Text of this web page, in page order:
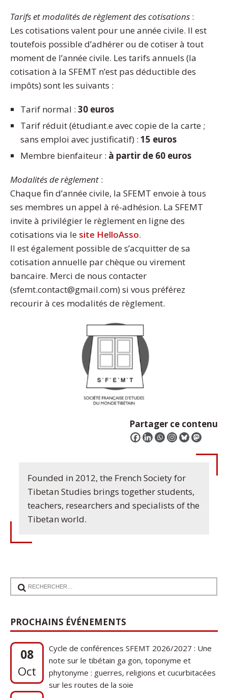
Tarifs et modalités de règlement des cotisations :
Les cotisations valent pour une année civile. Il est
toutefois possible d’adhérer ou de cotiser à tout
moment de l’année civile. Les tarifs annuels (la
cotisation à la SFEMT n’est pas déductible des
impôts) sont les suivants :
Tarif normal : 30 euros
Tarif réduit (étudiant.e avec copie de la carte ;
sans emploi avec justificatif) : 15 euros
Membre bienfaiteur : à partir de 60 euros
Modalités de règlement :
Chaque fin d’année civile, la SFEMT envoie à tous
ses membres un appel à ré-adhésion. La SFEMT
invite à privilégier le règlement en ligne des
cotisations via le site HelloAsso.
Il est également possible de s’acquitter de sa
cotisation annuelle par chèque ou virement
bancaire. Merci de nous contacter
(sfemt.contact@gmail.com) si vous préférez
recourir à ces modalités de règlement.
Partager ce contenu
Founded in 2012, the French Society for
Tibetan Studies brings together students,
teachers, researchers and specialists of the
Tibetan world.
PROCHAINS ÉVÉNEMENTS
08
Oct
Cycle de conférences SFEMT 2026/2027 : Une
note sur le tibétain ga gon, toponyme et
phytonyme : guerres, religions et cucurbitacées
sur les routes de la soie